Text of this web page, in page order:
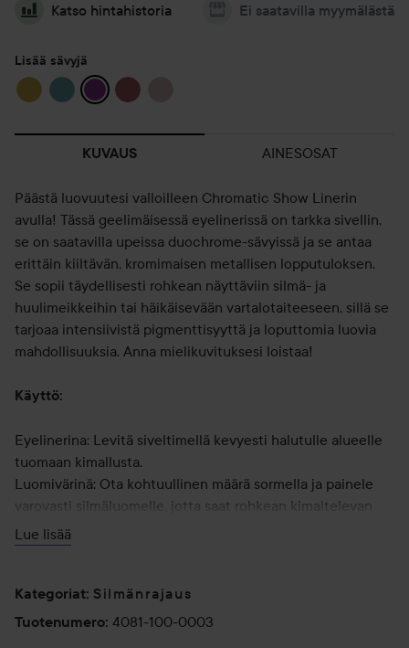
Katso hintahistoria Ei saatavilla myymälästä
Lisää sävyjä
KUVAUS AINESOSAT
Päästä luovuutesi valloilleen Chromatic Show Linerin
avulla! Tässä geelimäisessä eyelinerissä on tarkka sivellin,
se on saatavilla upeissa duochrome-sävyissä ja se antaa
erittäin kiiltävän, kromimaisen metallisen lopputuloksen.
Se sopii täydellisesti rohkean näyttäviin silmä- ja
huulimeikkeihin tai häikäisevään vartalotaiteeseen, sillä se
tarjoaa intensiivistä pigmenttisyyttä ja loputtomia luovia
mahdollisuuksia. Anna mielikuvituksesi loistaa!
Käyttö:
Eyelinerina: Levitä siveltimellä kevyesti halutulle alueelle
tuomaan kimallusta.
Luomivärinä: Ota kohtuullinen määrä sormella ja painele
varovasti silmäluomelle, jotta saat rohkean kimaltelevan
lopputuloksen.
pitkään.
2,5 ml
Lue lisää
Kategoriat: Silmänrajaus
Tuotenumero: 4081-100-0003